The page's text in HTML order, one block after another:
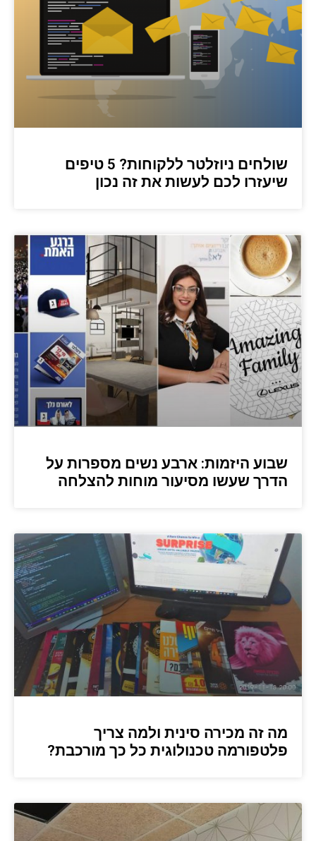
שולחים ניוזלטר ללקוחות? 5 טיפים
שיעזרו לכם לעשות את זה נכון
שבוע היזמות: ארבע נשים מספרות על
הדרך שעשו מסיעור מוחות להצלחה
מה זה מכירה סינית ולמה צריך
פלטפורמה טכנולוגית כל כך מורכבת?